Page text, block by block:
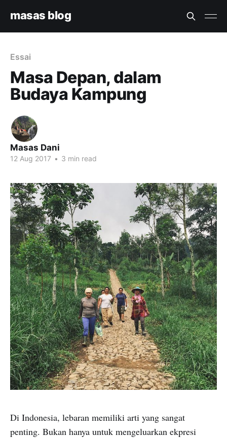
masas blog
Essai
Masa Depan, dalam
Budaya Kampung
Masas Dani
12 Aug 2017 • 3 min read
Di Indonesia, lebaran memiliki arti yang sangat
penting. Bukan hanya untuk mengeluarkan ekpresi